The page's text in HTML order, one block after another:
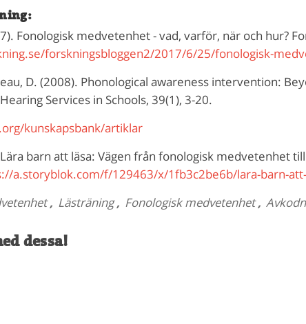
Fonologisk medvetenhet - vad, varför, när och hur?
forskningsbloggen2/2017/6/25/fonologisk-
D. (2008). Phonological awareness intervention:
Services in Schools, 39(1), 3-20.
kunskapsbank/artiklar
barn att läsa: Vägen från fonologisk medvetenhet
a.storyblok.com/f/129463/x/1fb3c2be6b/lara-barn-
, Lästräning, Fonologisk medvetenhet,
dessa!